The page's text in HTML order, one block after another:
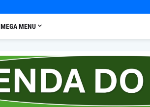
MEGA MENU